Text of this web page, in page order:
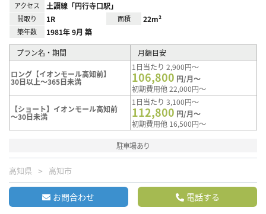
アクセス 土讃線「円行寺口駅」
間取り 1R 面積 22m²
築年数 1981年 9月 築
プラン名・期間 月額目安
ロング【イオンモール高知前】
30日以上～365日未満
1日当たり 2,900円～
106,800 円/月～
初期費用他 22,000円～
【ショート】イオンモール高知前
～30日未満
1日当たり 3,100円～
112,800 円/月～
初期費用他 16,500円～
駐車場あり
高知県 高知市
お問合わせ 電話する